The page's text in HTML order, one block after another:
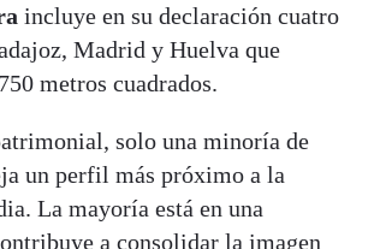
incluye en su declaración cuatro
Madrid y Huelva que
metros cuadrados.
solo una minoría de
un perfil más próximo a la
La mayoría está en una
a consolidar la imagen